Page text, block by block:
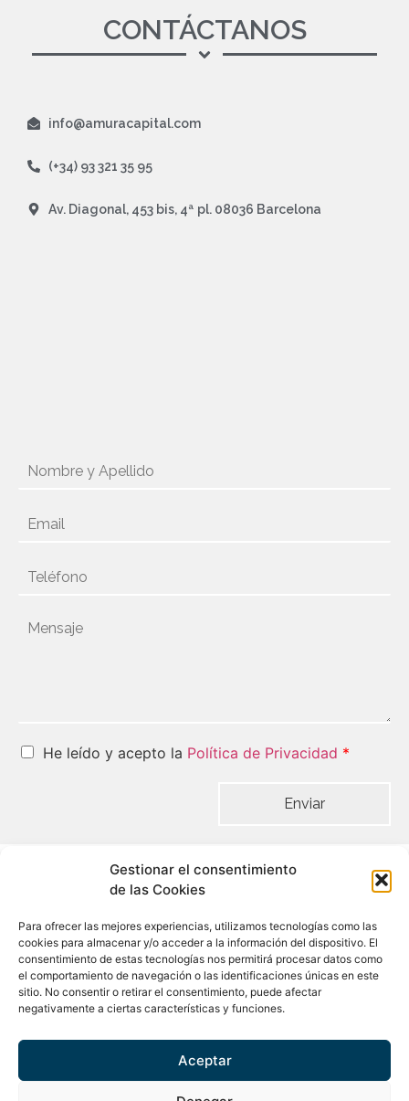
Gestionar el consentimiento
de las Cookies
Para ofrecer las mejores experiencias, utilizamos tecnologías como las
cookies para almacenar y/o acceder a la información del dispositivo. El
consentimiento de estas tecnologías nos permitirá procesar datos como
el comportamiento de navegación o las identificaciones únicas en este
sitio. No consentir o retirar el consentimiento, puede afectar
negativamente a ciertas características y funciones.
Aceptar
CONTÁCTANOS
info@amuracapital.com
(+34) 93 321 35 95
Av. Diagonal, 453 bis, 4ª pl. 08036 Barcelona
He leído y acepto la Política de Privacidad *
Enviar
info@amuracapital.com
(+34) 93 321 35 95
Av. Diagonal, 453 bis, 4ª pl. 08036 Barcelona